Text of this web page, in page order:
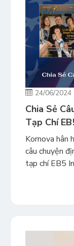
24/06/2024
Chia Sẻ
Tạp Chí
Kornova hân
câu chuyện
tạp chí EB5
cư Mỹ.